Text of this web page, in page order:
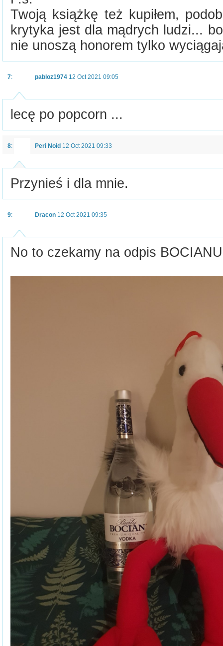
Twoją książkę też kupiłem,
krytyka jest dla mądrych ludzi...
nie unoszą honorem tylko
7: pabloz1974 12 Oct 2021 09:05
lecę po popcorn ...
8: Peri Noid 12 Oct 2021 09:33
Przynieś i dla mnie.
9: Dracon 12 Oct 2021 09:35
No to czekamy na odpis